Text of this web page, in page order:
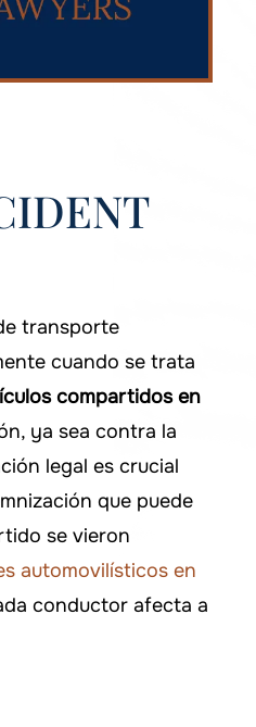
transporte
cuando se trata
compartidos en
ya sea contra la
legal es crucial
que puede
se vieron
automovilísticos en
conductor afecta a